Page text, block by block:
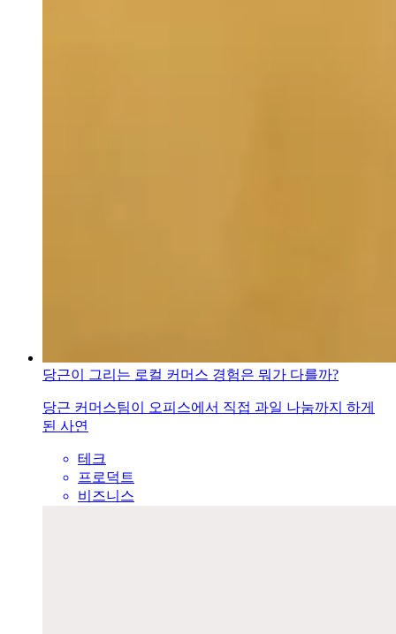
당근이 그리는 로컬 커머스 경험은 뭐가 다를까?
당근 커머스팀이 오피스에서 직접 과일 나눔까지 하게
된 사연
테크
프로덕트
비즈니스